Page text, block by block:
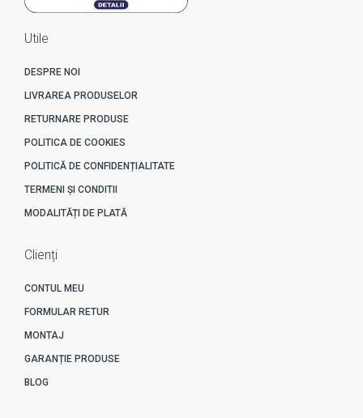
Utile
DESPRE NOI
LIVRAREA PRODUSELOR
RETURNARE PRODUSE
POLITICA DE COOKIES
POLITICĂ DE CONFIDENȚIALITATE
TERMENI ȘI CONDITII
MODALITĂȚI DE PLATĂ
Clienți
CONTUL MEU
FORMULAR RETUR
MONTAJ
GARANȚIE PRODUSE
BLOG